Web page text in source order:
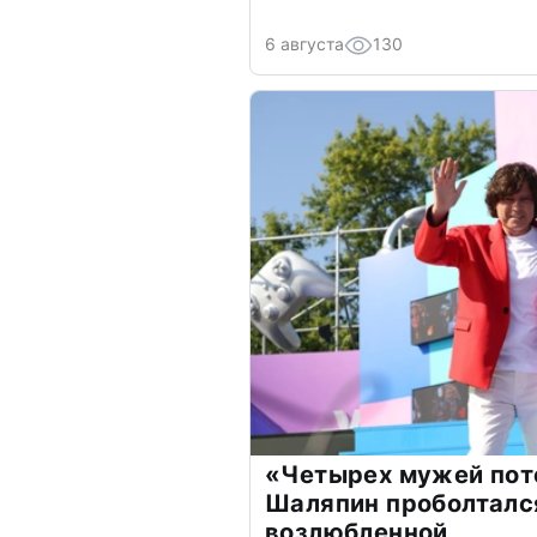
6 августа 130
«Четырех мужей
Шаляпин